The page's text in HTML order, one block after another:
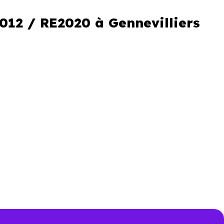
locale
C’est aussi comprendre
ne se valent pas, et les
et de conception.
Neuf Paris
/ RE2020 à Gennevilliers